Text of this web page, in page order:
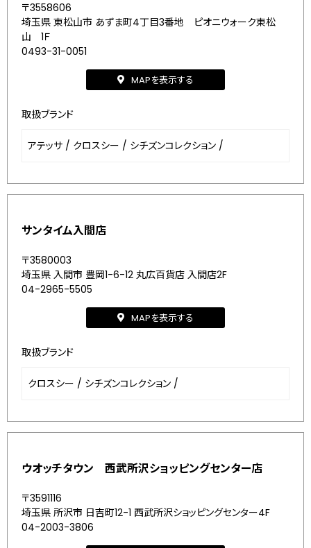
〒3558606
埼玉県 東松山市 あずま町4丁目3番地 ピオニウォーク東松
山 1Ｆ
0493-31-0051
MAPを表示する
取扱ブランド
アテッサ / クロスシー / シチズンコレクション /
サンタイム入間店
〒3580003
埼玉県 入間市 豊岡1-6-12 丸広百貨店 入間店2F
04-2965-5505
MAPを表示する
取扱ブランド
クロスシー / シチズンコレクション /
ウオッチタウン 西武所沢ショッピングセンター店
〒3591116
埼玉県 所沢市 日吉町12-1 西武所沢ショッピングセンター4F
04-2003-3806